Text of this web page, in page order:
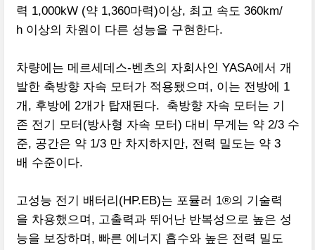
력 1,000kW (약 1,360마력)이상, 최고 속도 360km/
h 이상의 차원이 다른 성능을 구현한다.
차량에는 메르세데스-벤츠의 자회사인 YASA에서 개
발한 축방향 자속 모터가 적용됐으며, 이는 전방에 1
개, 후방에 2개가 탑재된다. 축방향 자속 모터는 기
존 전기 모터(방사형 자속 모터) 대비 무게는 약 2/3 수
준, 공간은 약 1/3 만 차지하지만, 전력 밀도는 약 3
배 수준이다.
고성능 전기 배터리(HP.EB)는 포뮬러 1®의 기술력
을 차용했으며, 고출력과 뛰어난 반복성으로 높은 성
능을 보장하며, 빠른 에너지 흡수와 높은 전력 밀도